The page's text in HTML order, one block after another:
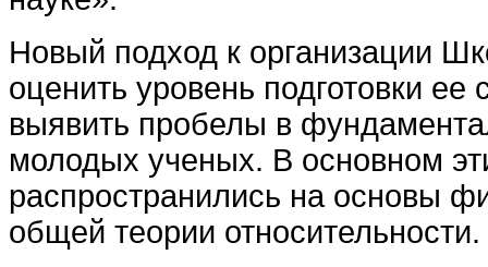
Новый подход к организации
оценить уровень подготовки ее
выявить пробелы в
молодых ученых. В основном
распространились на основы
общей теории относительности.